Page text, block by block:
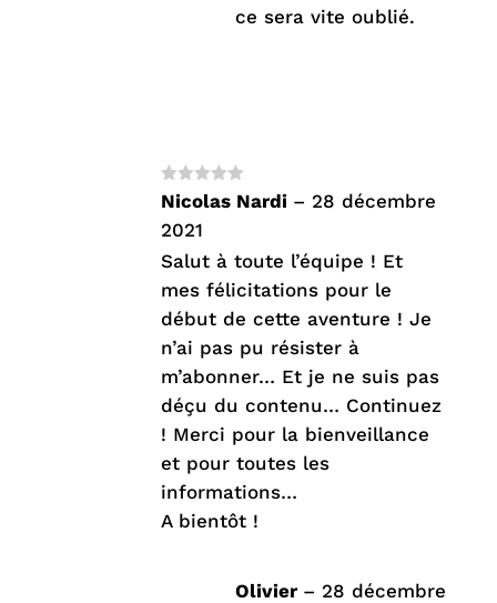
ce sera vite oublié.
Note5sur
5Nicolas Nardi – 28 décembre
2021
Salut à toute l’équipe ! Et
mes félicitations pour le
début de cette aventure ! Je
n’ai pas pu résister à
m’abonner… Et je ne suis pas
déçu du contenu… Continuez
! Merci pour la bienveillance
et pour toutes les
informations…
A bientôt !
Olivier – 28 décembre